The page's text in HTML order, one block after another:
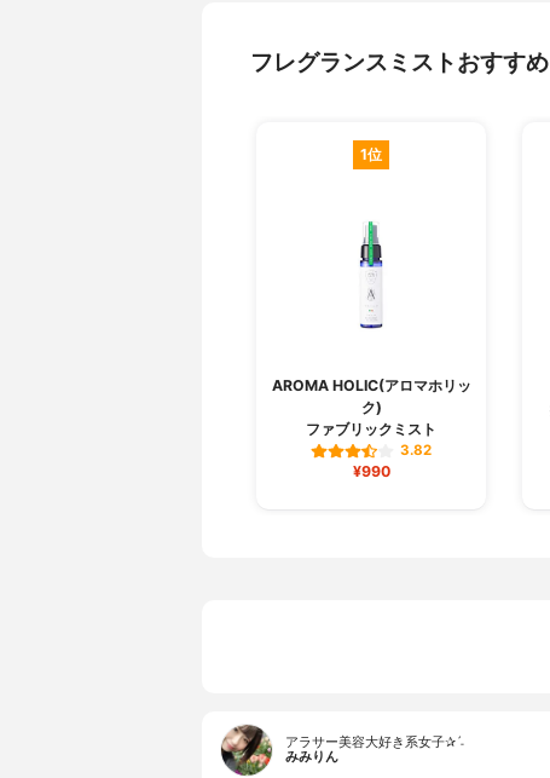
フレグランスミストおすす
1位
AROMA HOLIC(アロマホリッ
ク)
ファブリックミスト
3.82
¥990
アラサー美容大好き系女子✰ˊ˗
みみりん